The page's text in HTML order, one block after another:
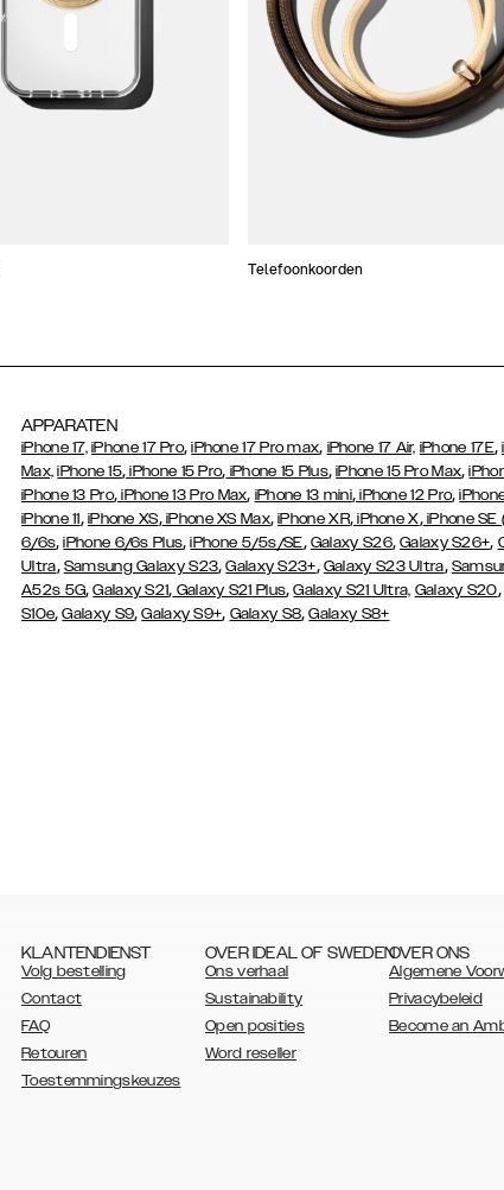
Telefoonkoorden
APPARATEN
iPhone 17, iPhone 17 Pro,iPhone 17 Pro max, iPhone 17 Air, iPhone 17E,
Max, iPhone 15, iPhone 15 Pro, iPhone 15 Plus,iPhone 15 Pro Max,
iPhone 13 Pro, iPhone 13 Pro Max, iPhone 13 mini,iPhone 12 Pro,
iPhone 11, iPhone XS,iPhone XS Max,iPhone XR,iPhone X,iPhone
6/6s,iPhone 6/6s Plus,iPhone 5/5s/SE, Galaxy S26,Galaxy S26+,
Ultra, Samsung Galaxy S23,Galaxy S23+, Galaxy S23 Ultra,
A52s 5G,Galaxy S21, Galaxy S21 Plus,Galaxy S21 Ultra, Galaxy S20,
S10e,Galaxy S9,Galaxy S9+, Galaxy S8,Galaxy S8+
KLANTENDIENST
Volg bestelling
Contact
FAQ
Retouren
Toestemmingskeuzes
OVER IDEAL OF SWEDEN
Ons verhaal
Sustainability
Open posities
Word reseller
OVER ONS
Algemene
Privacybeleid
Become an
AUSTRALIA